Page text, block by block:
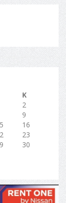
Κ
2
9
16
23
30